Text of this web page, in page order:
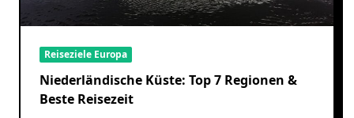
Reiseziele Europa
Niederländische Küste: Top 7 Regionen &
Beste Reisezeit